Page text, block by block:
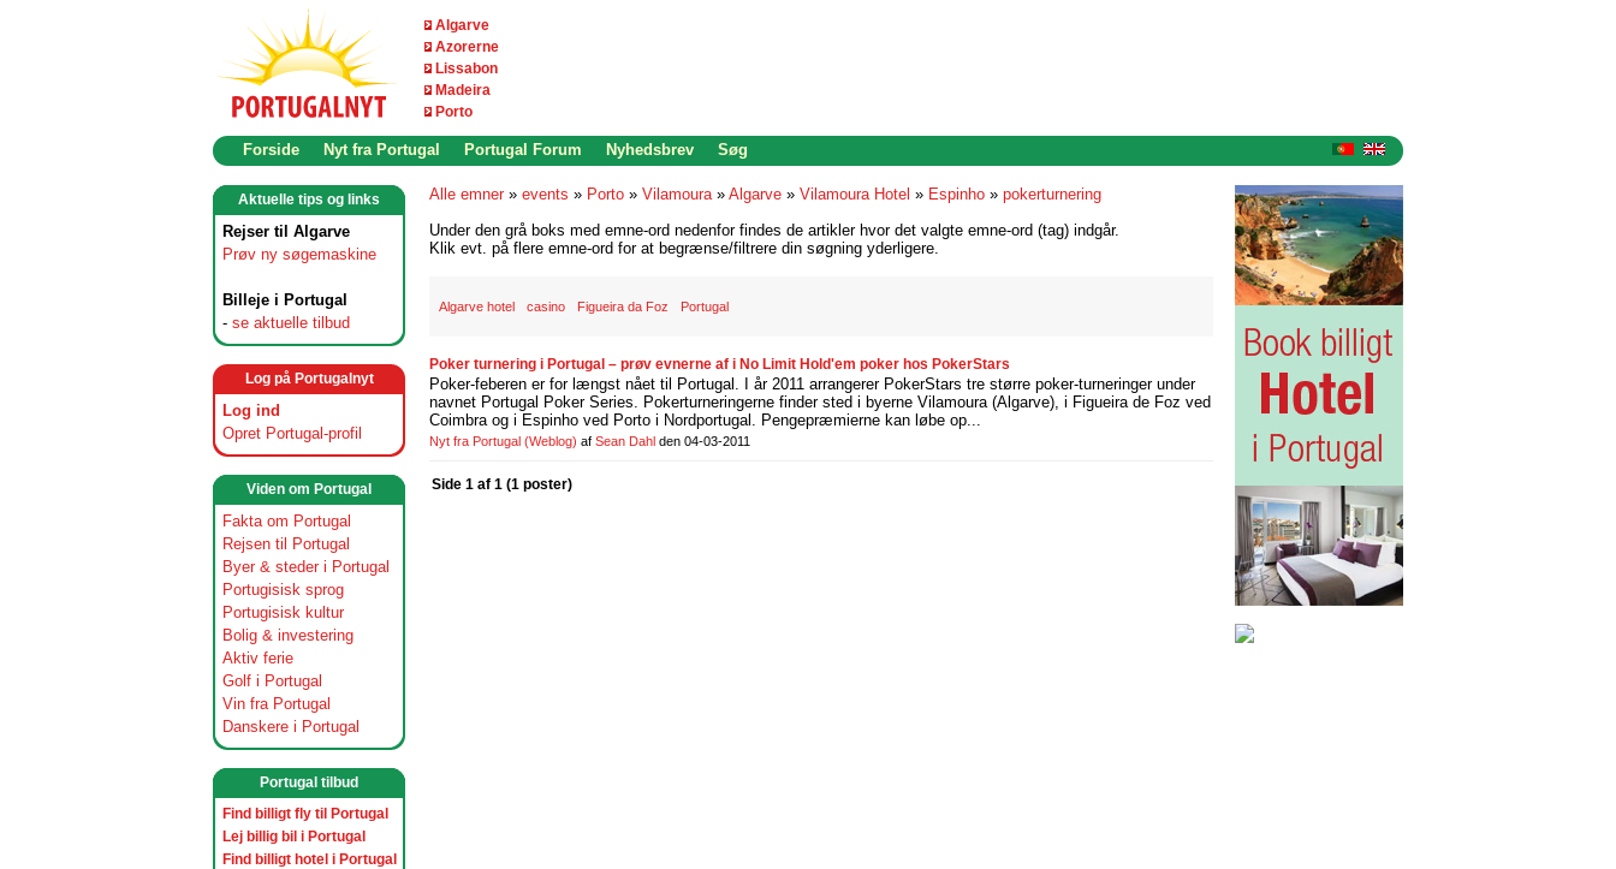
Algarve
Azorerne
Lissabon
Madeira
Porto
Forside Nyt fra Portugal Portugal Forum Nyhedsbrev Søg
Aktuelle tips og links
Rejser til Algarve
Prøv ny søgemaskine
Billeje i Portugal
- se aktuelle tilbud
Log på Portugalnyt
Log ind
Opret Portugal-profil
Viden om Portugal
Fakta om Portugal
Rejsen til Portugal
Byer & steder i Portugal
Portugisisk sprog
Portugisisk kultur
Bolig & investering
Aktiv ferie
Golf i Portugal
Vin fra Portugal
Danskere i Portugal
Portugal tilbud
Find billigt fly til Portugal
Lej billig bil i Portugal
Find billigt hotel i Portugal
Alle emner » events » Porto » Vilamoura» Algarve » Vilamoura Hotel » Espinho » pokerturnering
Under den grå boks med emne-ord nedenfor findes de artikler hvor det valgte emne-ord (tag) indgår.
Klik evt. på flere emne-ord for at begrænse/filtrere din søgning yderligere.
Algarve hotel casino Figueira da Foz Portugal
Poker turnering i Portugal – prøv evnerne af i No Limit Hold'em poker hos PokerStars
Poker-feberen er for længst nået til Portugal. I år 2011 arrangerer PokerStars tre større poker-turneringer under
navnet Portugal Poker Series. Pokerturneringerne finder sted i byerne Vilamoura (Algarve), i Figueira de Foz ved
Coimbra og i Espinho ved Porto i Nordportugal. Pengepræmierne kan løbe op...
Nyt fra Portugal (Weblog) af Sean Dahl den 04-03-2011
Side 1 af 1 (1 poster)